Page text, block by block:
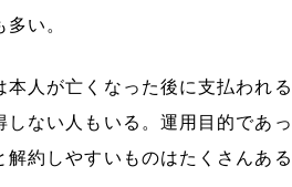
い。
人が亡くなった後に支払われ
ない人もいる。運用目的であ
約しやすいものはたくさんある